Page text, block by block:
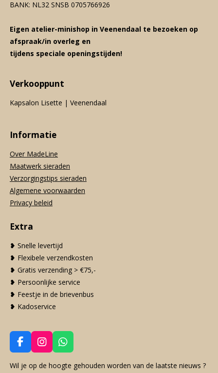
BANK: NL32 SNSB 0705766926
Eigen atelier-minishop in Veenendaal te bezoeken op
afspraak/in overleg en
tijdens speciale openingstijden!
Verkooppunt
Kapsalon Lisette | Veenendaal
Informatie
Over MadeLine
Maatwerk sieraden
Verzorgingstips sieraden
Algemene voorwaarden
Privacy beleid
Extra
❥ Snelle levertijd
❥ Flexibele verzendkosten
❥ Gratis verzending > €75,-
❥ Persoonlijke service
❥ Feestje in de brievenbus
❥ Kadoservice
F
a
c
I
n
s
W
h
a
Wil je op de hoogte gehouden worden van de laatste nieuws ?